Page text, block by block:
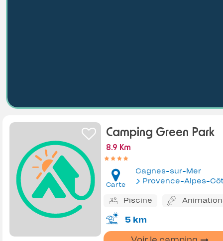
Camping Green Park
8.9 Km
Carte
Cagnes-sur-Mer
Provence-Alpes-Côte
Piscine
5 km